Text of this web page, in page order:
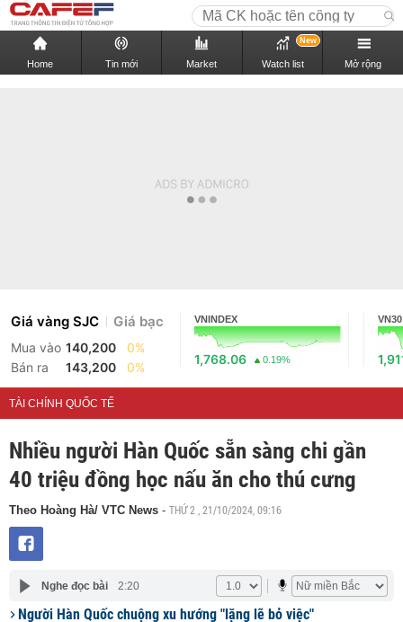
Home Tin mới Market Watch list
New
Mở rộng
Giá vàng SJC Giá bạc
Mua vào 140,200
0%
Bán ra
143,200 0%
VNINDEX
1,768.06 0.19%
VN30
TÀI CHÍNH QUỐC TẾ
Nhiều người Hàn Quốc sẵn sàng chi gần
40 triệu đồng học nấu ăn cho thú cưng
Theo Hoàng Hà/ VTC News - THỨ 2 , 21/10/2024, 09:16
Nghe đọc bài 2:20
Người Hàn Quốc chuộng xu hướng "lặng lẽ bỏ việc"